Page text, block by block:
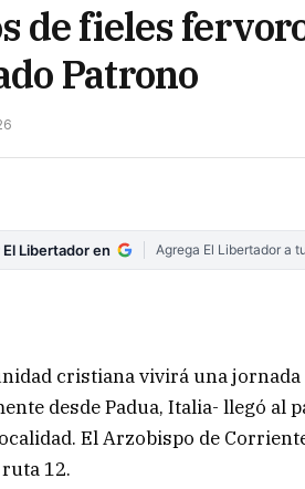
de fieles
Patrono
Libertador en Agrega El Libertador a
cristiana vivirá una
desde Padua, Italia- llegó
El Arzobispo de
12.